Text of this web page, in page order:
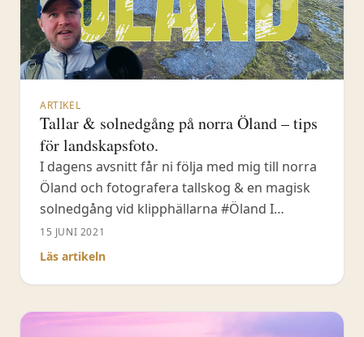
ARTIKEL
Tallar & solnedgång på norra Öland – tips
för landskapsfoto.
I dagens avsnitt får ni följa med mig till norra
Öland och fotografera tallskog & en magisk
solnedgång vid klipphällarna #Öland I
avsnittet ger jag dig som vanligt tips & råd
kring naturfotografering, exempelvis hur du
också finner inspiration i mina
15 JUNI 2021
Läs artikeln